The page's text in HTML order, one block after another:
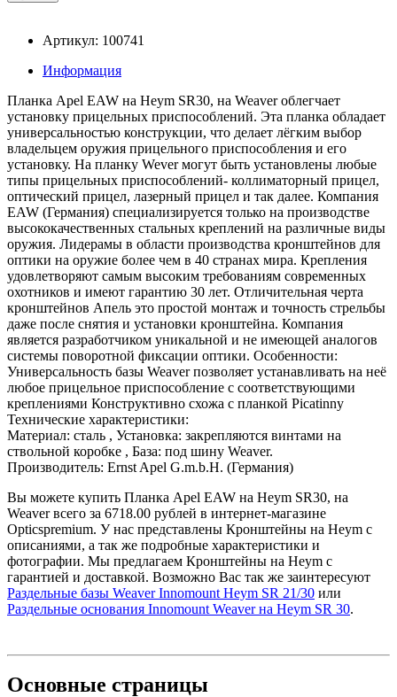
Артикул: 100741
Информация
Планка Apel EAW на Heym SR30, на Weaver облегчает
установку прицельных приспособлений. Эта планка обладает
универсальностью конструкции, что делает лёгким выбор
владельцем оружия прицельного приспособления и его
установку. На планку Wever могут быть установлены любые
типы прицельных приспособлений- коллиматорный прицел,
оптический прицел, лазерный прицел и так далее. Компания
EAW (Германия) специализируется только на производстве
высококачественных стальных креплений на различные виды
оружия. Лидерамы в области производства кронштейнов для
оптики на оружие более чем в 40 странах мира. Крепления
удовлетворяют самым высоким требованиям современных
охотников и имеют гарантию 30 лет. Отличительная черта
кронштейнов Апель это простой монтаж и точность стрельбы
даже после снятия и установки кронштейна. Компания
является разработчиком уникальной и не имеющей аналогов
системы поворотной фиксации оптики. Особенности:
Универсальность базы Weaver позволяет устанавливать на неё
любое прицельное приспособление с соответствующими
креплениями Конструктивно схожа с планкой Picatinny
Технические характеристики:
Материал: сталь , Установка: закрепляются винтами на
ствольной коробке , База: под шину Weaver.
Производитель: Ernst Apel G.m.b.H. (Германия)
Вы можете купить Планка Apel EAW на Heym SR30, на
Weaver всего за 6718.00 рублей в интернет-магазине
Opticspremium. У нас представлены Кронштейны на Heym с
описаниями, а так же подробные характеристики и
фотографии. Мы предлагаем Кронштейны на Heym с
гарантией и доставкой. Возможно Вас так же заинтересуют
Раздельные базы Weaver Innomount Heym SR 21/30 или
Раздельные основания Innomount Weaver на Heym SR 30.
Основные страницы